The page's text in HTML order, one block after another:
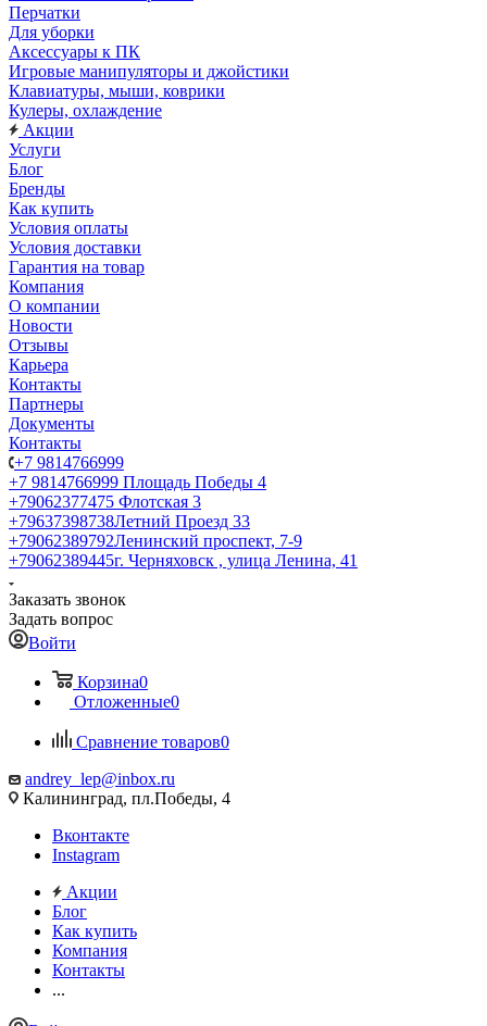
Перчатки
Для уборки
Аксессуары к ПК
Игровые манипуляторы и джойстики
Клавиатуры, мыши, коврики
Кулеры, охлаждение
Акции
Услуги
Блог
Бренды
Как купить
Условия оплаты
Условия доставки
Гарантия на товар
Компания
О компании
Новости
Отзывы
Карьера
Контакты
Партнеры
Документы
Контакты
+7 9814766999
+7 9814766999 Площадь Победы 4
+79062377475 Флотская 3
+79637398738Летний Проезд 33
+79062389792Ленинский проспект, 7-9
+79062389445г. Черняховск , улица Ленина, 41
Заказать звонок
Задать вопрос
Войти
Корзина0
Отложенные0
Сравнение товаров0
andrey_lep@inbox.ru
Калининград, пл.Победы, 4
Вконтакте
Instagram
Акции
Блог
Как купить
Компания
Контакты
...